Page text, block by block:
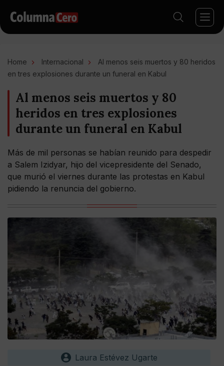
Home Internacional
Al menos seis muertos y 80 heridos
en tres explosiones durante un funeral en Kabul
Al menos seis muertos y 80
heridos en tres explosiones
durante un funeral en Kabul
Más de mil personas se habían reunido para despedir
a Salem Izidyar, hijo del vicepresidente del Senado,
que murió el viernes durante las protestas en Kabul
pidiendo la renuncia del gobierno.
Laura Estévez Ugarte